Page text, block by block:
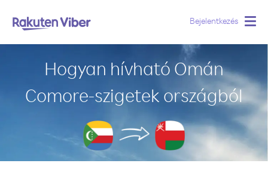
Bejelentkezés
Hogyan hívható Omán
Comore-szigetek országból